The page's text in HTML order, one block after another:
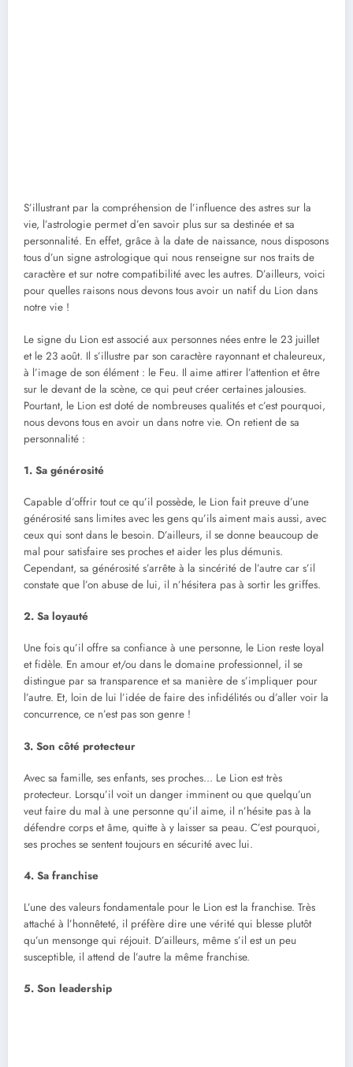
S’illustrant par la compréhension de l’influence des astres sur la
vie, l’astrologie permet d’en savoir plus sur sa destinée et sa
personnalité. En effet, grâce à la date de naissance, nous disposons
tous d’un signe astrologique qui nous renseigne sur nos traits de
caractère et sur notre compatibilité avec les autres. D’ailleurs, voici
pour quelles raisons nous devons tous avoir un natif du Lion dans
notre vie !
Le signe du Lion est associé aux personnes nées entre le 23 juillet
et le 23 août. Il s’illustre par son caractère rayonnant et chaleureux,
à l’image de son élément : le Feu. Il aime attirer l’attention et être
sur le devant de la scène, ce qui peut créer certaines jalousies.
Pourtant, le Lion est doté de nombreuses qualités et c’est pourquoi,
nous devons tous en avoir un dans notre vie. On retient de sa
personnalité :
1. Sa générosité
Capable d’offrir tout ce qu’il possède, le Lion fait preuve d’une
générosité sans limites avec les gens qu’ils aiment mais aussi, avec
ceux qui sont dans le besoin. D’ailleurs, il se donne beaucoup de
mal pour satisfaire ses proches et aider les plus démunis.
Cependant, sa générosité s’arrête à la sincérité de l’autre car s’il
constate que l’on abuse de lui, il n’hésitera pas à sortir les griffes.
2. Sa loyauté
Une fois qu’il offre sa confiance à une personne, le Lion reste loyal
et fidèle. En amour et/ou dans le domaine professionnel, il se
distingue par sa transparence et sa manière de s’impliquer pour
l’autre. Et, loin de lui l’idée de faire des infidélités ou d’aller voir la
concurrence, ce n’est pas son genre !
3. Son côté protecteur
Avec sa famille, ses enfants, ses proches… Le Lion est très
protecteur. Lorsqu’il voit un danger imminent ou que quelqu’un
veut faire du mal à une personne qu’il aime, il n’hésite pas à la
défendre corps et âme, quitte à y laisser sa peau. C’est pourquoi,
ses proches se sentent toujours en sécurité avec lui.
4. Sa franchise
L’une des valeurs fondamentale pour le Lion est la franchise. Très
attaché à l’honnêteté, il préfère dire une vérité qui blesse plutôt
qu’un mensonge qui réjouit. D’ailleurs, même s’il est un peu
susceptible, il attend de l’autre la même franchise.
5. Son leadership